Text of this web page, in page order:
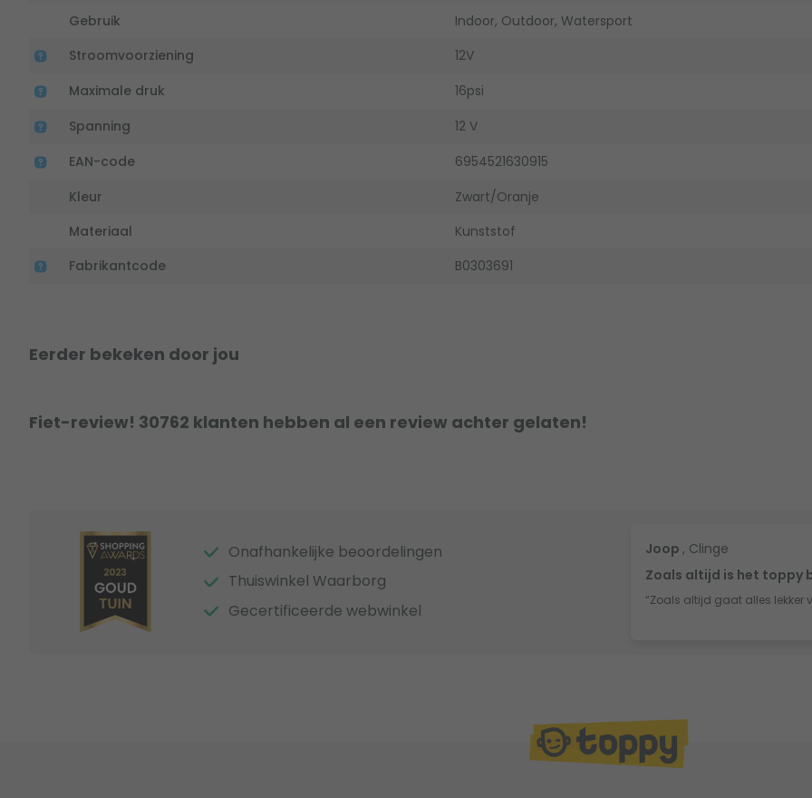
Gebruik
Indoor, Outdoor, Watersport
Stroomvoorziening
12V
Maximale druk
16psi
Spanning
12 V
EAN-code
6954521630915
Kleur
Zwart/Oranje
Materiaal
Kunststof
Fabrikantcode
B0303691
Eerder bekeken door jou
Fiet-review! 30762 klanten hebben al een review achter gelaten!
Onafhankelijke beoordelingen
Thuiswinkel Waarborg
Gecertificeerde webwinkel
Joop , Clinge
Zoals altijd is het toppy
“Zoals altijd gaat alles lekker